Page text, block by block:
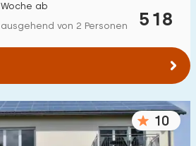
€ 0 — € 1000+
4 5
518
Woche ab
ausgehend von 2 Personen
10